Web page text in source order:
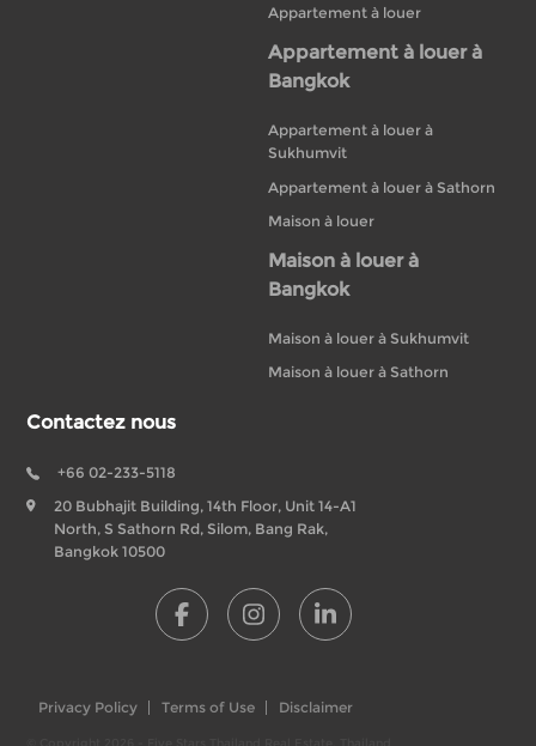
Appartement à louer
Appartement à louer à
Bangkok
Appartement à louer à
Sukhumvit
Appartement à louer à Sathorn
Maison à louer
Maison à louer à
Bangkok
Maison à louer à Sukhumvit
Maison à louer à Sathorn
Contactez nous
+66 02-233-5118
20 Bubhajit Building, 14th Floor, Unit 14-A1
North, S Sathorn Rd, Silom, Bang Rak,
Bangkok 10500
Privacy Policy Terms of Use Disclaimer